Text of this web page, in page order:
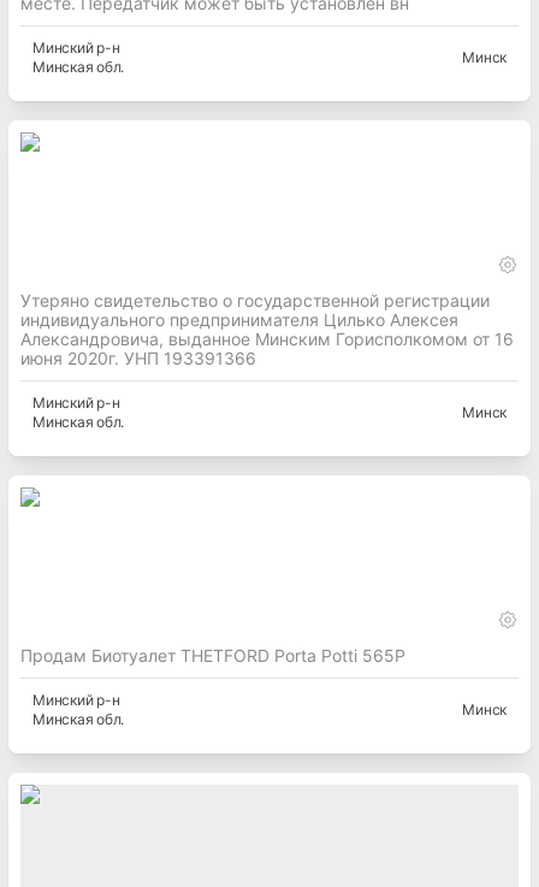
Минскийр-н
Минская обл.
Минск
Утеряно свидетельство о государственной регистрации
индивидуального предпринимателя Цилько Алексея
Александровича, выданное Минским Горисполкомом от 16
июня 2020г. УНП 193391366
Минскийр-н
Минская обл.
Минск
Продам Биотуалет THETFORD Porta Potti 565P
Минскийр-н
Минская обл.
Минск